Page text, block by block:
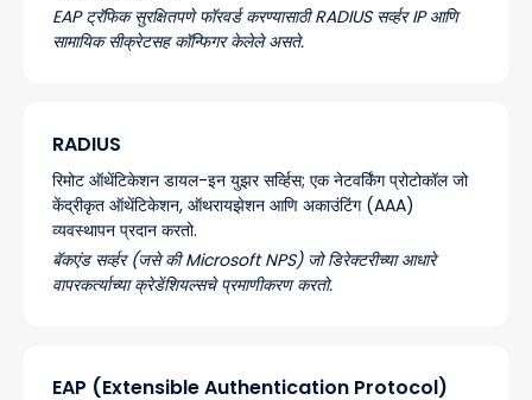
EAP ट्रॅफिक सुरक्षितपणे फॉरवर्ड करण्यासाठी RADIUS सर्व्हर IP आणि
सामायिक सीक्रेटसह कॉन्फिगर केलेले असते.
RADIUS
रिमोट ऑथेंटिकेशन डायल-इन युझर सर्व्हिस; एक नेटवर्किंग प्रोटोकॉल जो
केंद्रीकृत ऑथेंटिकेशन, ऑथरायझेशन आणि अकाउंटिंग (AAA)
व्यवस्थापन प्रदान करतो.
बॅकएंड सर्व्हर (जसे की Microsoft NPS) जो डिरेक्टरीच्या आधारे
वापरकर्त्याच्या क्रेडेंशियल्सचे प्रमाणीकरण करतो.
EAP (Extensible Authentication Protocol)